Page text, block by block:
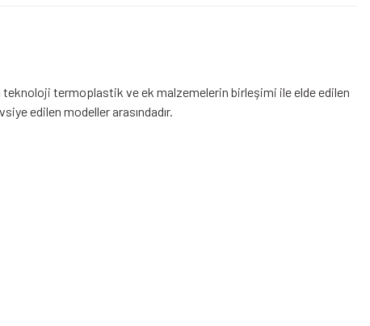
teknoloji termoplastik ve ek malzemelerin birleşimi ile elde edilen
edilen modeller arasındadır.